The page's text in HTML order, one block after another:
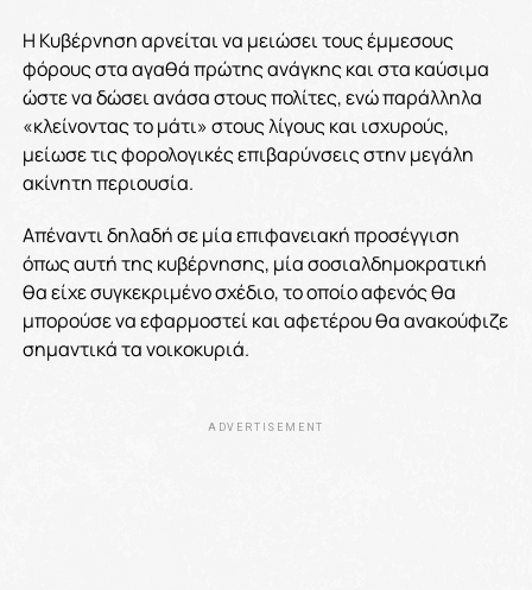
Η Κυβέρνηση αρνείται να μειώσει τους έμμεσους
φόρους στα αγαθά πρώτης ανάγκης και στα καύσιμα
ώστε να δώσει ανάσα στους πολίτες, ενώ παράλληλα
«κλείνοντας το μάτι» στους λίγους και ισχυρούς,
μείωσε τις φορολογικές επιβαρύνσεις στην μεγάλη
ακίνητη περιουσία.
Απέναντι δηλαδή σε μία επιφανειακή προσέγγιση
όπως αυτή της κυβέρνησης, μία σοσιαλδημοκρατική
θα είχε συγκεκριμένο σχέδιο, το οποίο αφενός θα
μπορούσε να εφαρμοστεί και αφετέρου θα ανακούφιζε
σημαντικά τα νοικοκυριά.
ADVERTISEMENT